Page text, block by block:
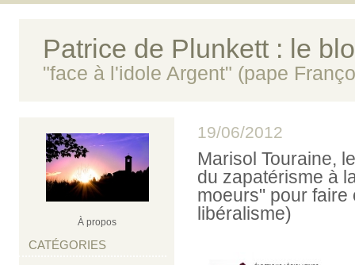
Patrice de Plunkett : le
"face à l'idole Argent" (pape
À propos
CATÉGORIES
19/06/2012
Marisol Touraine,
du zapatérisme à
moeurs" pour
libéralisme)